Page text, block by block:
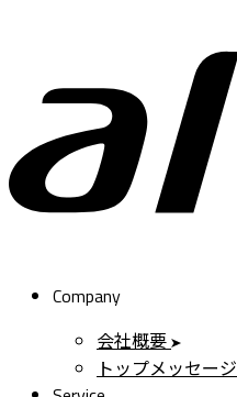
Company
会社概要
トップメッセージ